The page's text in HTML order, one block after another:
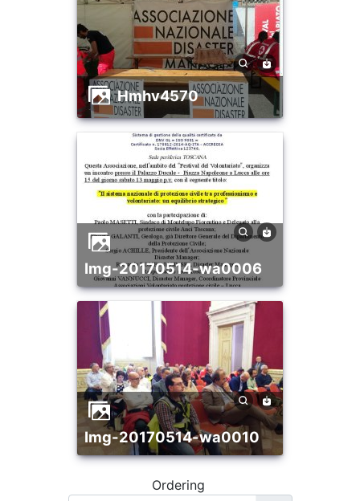
hmhv4570
img-20170514-wa0006
img-20170514-wa0010
Ordering